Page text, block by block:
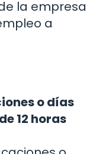
la empresa
a
o días
12 horas